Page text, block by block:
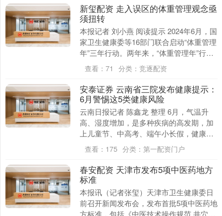
新玺配资 走入误区的体重管理观念亟
须扭转
本报记者 刘小燕 阅读提示 2024年6月，国
家卫生健康委等16部门联合启动“体重管理
年”三年行动。两年来，“体重管理年”行动
成效显著，但仍有不少人将体重管理简....
查看： 71 分类： 竞逐配资
安泰证券 云南省三院发布健康提示：
6月警惕这5类健康风险
云南日报记者 陈鑫龙 整理 6月，气温升
高、湿度增加，是多种疾病的高发期，加
上儿童节、中高考、端午小长假，健康风
险相应增加。云南省第三人民医院（大理
大学第二附属....
查看： 175 分类： 第一配资门户
春安配资 天津市发布5项中医药地方
标准
本报讯（记者张玺）天津市卫生健康委日
前召开新闻发布会，发布首批5项中医药地
方标准，包括《中医技术操作规范 井穴放